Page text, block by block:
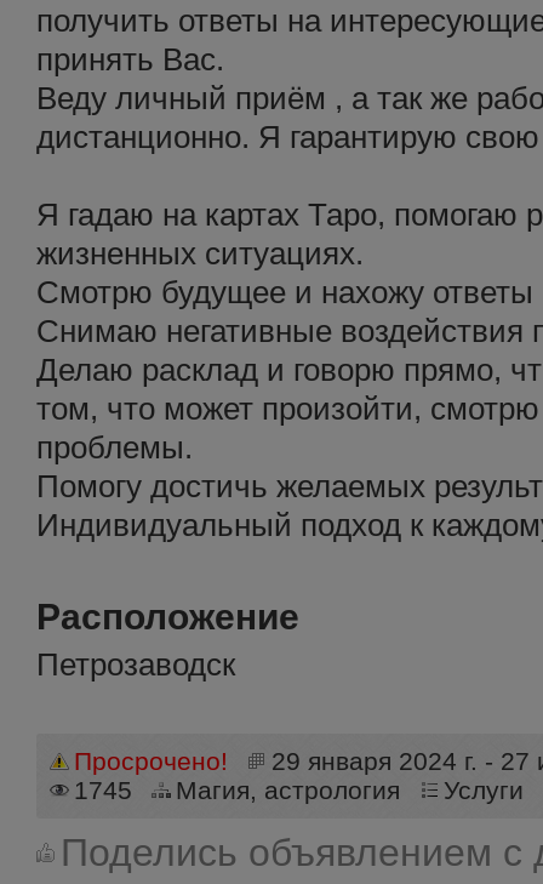
получить ответы на
принять Вас.
Веду личный приём , а так же
дистанционно. Я гарантирую свою
Я гадаю на картах Таро, помогаю
жизненных ситуациях.
Смотрю будущее и нахожу
Снимаю негативные воздействия
Делаю расклад и говорю прямо,
том, что может произойти, смотрю
проблемы.
Помогу достичь желаемых
Индивидуальный подход к
Расположение
Петрозаводск
Просрочено!
29 января 2024 г. - 27
1745
Магия, астрология Услуги
Поделись объявлением с